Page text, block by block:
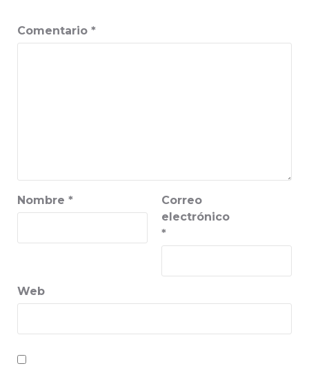
Comentario *
Nombre *
Correo
electrónico
*
Web